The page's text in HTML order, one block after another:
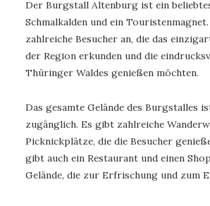
Der Burgstall Altenburg ist ein
Schmalkalden und ein
zahlreiche Besucher an, die das
der Region erkunden und die
Thüringer Waldes genießen möchten.
Das gesamte Gelände des Burgstalles
zugänglich. Es gibt zahlreiche
Picknickplätze, die die Besucher
gibt auch ein Restaurant und einen
Gelände, die zur Erfrischung und zum